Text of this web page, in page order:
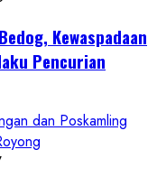
Kewaspadaan
Pencurian
dan Poskamling